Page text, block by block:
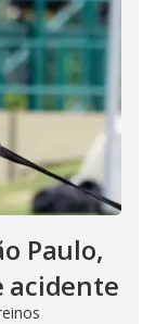
Paulo,
acidente